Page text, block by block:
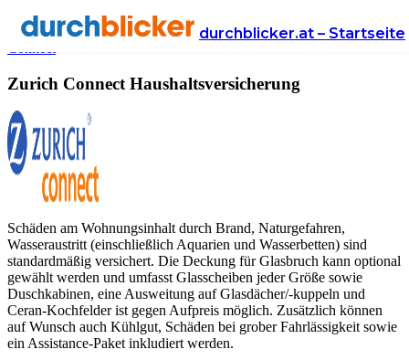
durchblicker.at – Startseite
Anbieter Versicherung haushaltsversicherung
Zurich
Zurich Connect Haushaltsversicherung
Schäden am Wohnungsinhalt durch Brand, Naturgefahren,
Wasseraustritt (einschließlich Aquarien und Wasserbetten) sind
standardmäßig versichert. Die Deckung für Glasbruch kann optional
gewählt werden und umfasst Glasscheiben jeder Größe sowie
Duschkabinen, eine Ausweitung auf Glasdächer/-kuppeln und
Ceran-Kochfelder ist gegen Aufpreis möglich. Zusätzlich können
auf Wunsch auch Kühlgut, Schäden bei grober Fahrlässigkeit sowie
ein Assistance-Paket inkludiert werden.